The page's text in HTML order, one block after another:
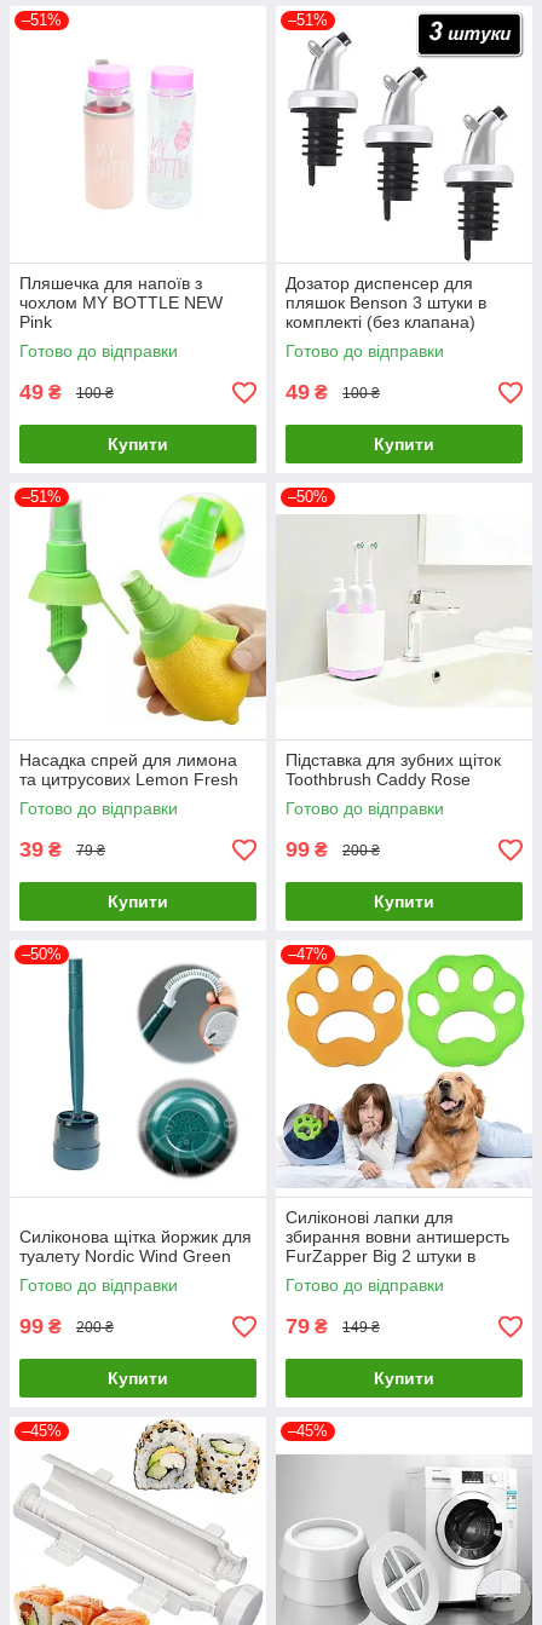
–51%
Пляшечка для напоїв з
чохлом MY BOTTLE NEW
Pink
Готово до відправки
49 ₴ 100 ₴
Купити
–51%
Дозатор диспенсер для
пляшок Benson 3 штуки в
комплекті (без клапана)
Готово до відправки
49 ₴ 100 ₴
Купити
–51%
Насадка спрей для лимона
та цитрусових Lemon Fresh
Готово до відправки
39 ₴ 79 ₴
Купити
–50%
Підставка для зубних щіток
Toothbrush Caddy Rose
Готово до відправки
99 ₴ 200 ₴
Купити
–50%
Силіконова щітка йоржик для
туалету Nordic Wind Green
Готово до відправки
99 ₴ 200 ₴
Купити
–47%
Силіконові лапки для
збирання вовни антишерсть
FurZapper Big 2 штуки в
комплекті 95 мм
Готово до відправки
79 ₴ 149 ₴
Купити
–45% –45%